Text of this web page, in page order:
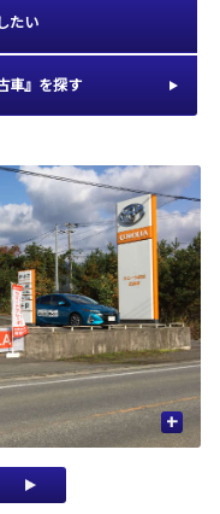
たい
車』を探す
+